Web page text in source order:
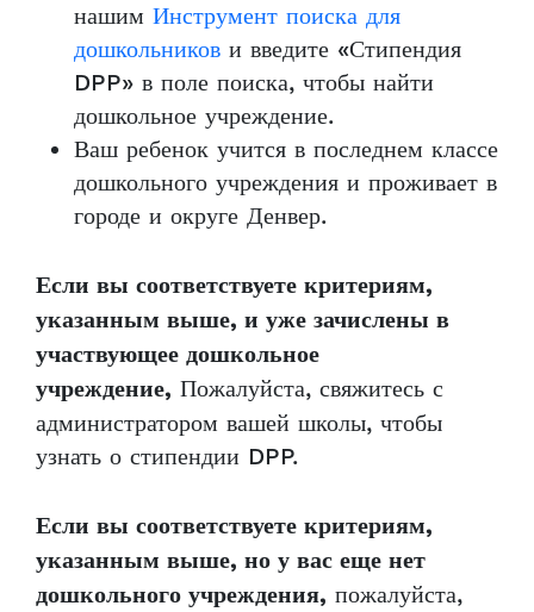
нашим Инструмент поиска для
дошкольников и введите «Стипендия
DPP» в поле поиска, чтобы найти
дошкольное учреждение.
Ваш ребенок учится в последнем классе
дошкольного учреждения и проживает в
городе и округе Денвер.
Если вы соответствуете критериям,
указанным выше, и уже зачислены в
участвующее дошкольное
учреждение, Пожалуйста, свяжитесь с
администратором вашей школы, чтобы
узнать о стипендии DPP.
Если вы соответствуете критериям,
указанным выше, но у вас еще нет
дошкольного учреждения, пожалуйста,